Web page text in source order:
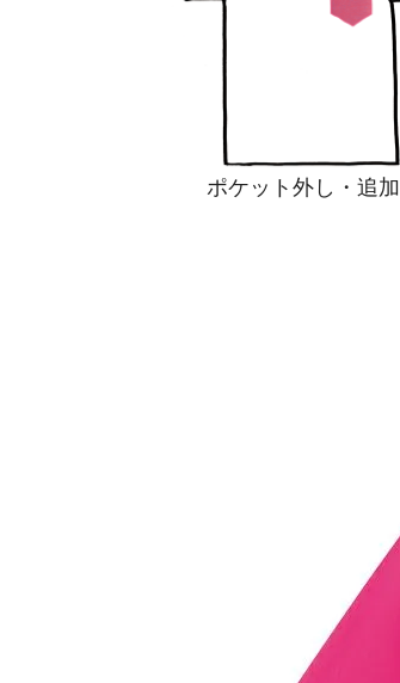
ポケット外し・追加